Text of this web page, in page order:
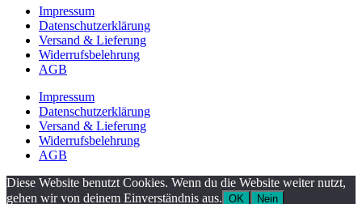
Impressum
Datenschutzerklärung
Versand & Lieferung
Widerrufsbelehrung
AGB
Impressum
Datenschutzerklärung
Versand & Lieferung
Widerrufsbelehrung
AGB
Diese Website benutzt Cookies. Wenn du die Website weiter nutzt,
gehen wir von deinem Einverständnis aus. OK Nein